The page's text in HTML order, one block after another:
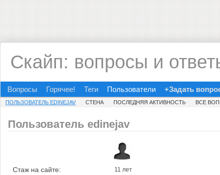
Скайп: вопросы и
Вопросы Горячее! Теги Пользователи +Задать
ПОЛЬЗОВАТЕЛЬ EDINEJAV СТЕНА ПОСЛЕДНЯЯ АКТИВНОСТЬ ВСЕ
Пользователь edinejav
Стаж на сайте: 11 лет